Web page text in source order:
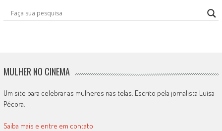
MULHER NO CINEMA
Um site para celebrar as mulheres nas telas. Escrito pela jornalista Luísa
Pécora.
Saiba mais e entre em contato